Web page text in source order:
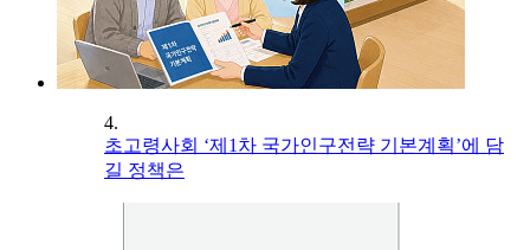
4.
초고령사회 ‘제1차 국가인구전략 기본계획’에 담
길 정책은